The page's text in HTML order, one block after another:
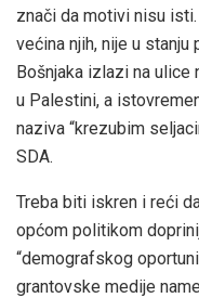
znači da motivi nisu
većina njih, nije u
Bošnjaka izlazi na
u Palestini, a
naziva “krezubim
SDA.
Treba biti iskren i reći
općom politikom
“demografskog
grantovske medije